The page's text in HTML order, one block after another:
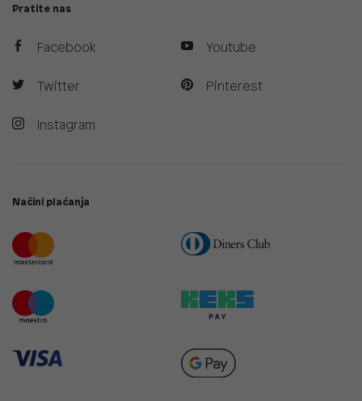
Pratite nas
Facebook
Twitter
Instagram
Youtube
Pinterest
Načini plaćanja